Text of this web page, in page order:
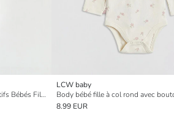
Chaussettes de cheville à motifs Bébés Filles 5 Pièces
LCW baby
8.99 EUR